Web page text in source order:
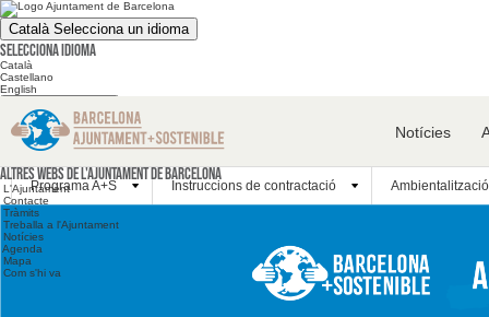
Català Selecciona un idioma
Selecciona idioma
Català
Castellano
English
Cerca en el web
Cerca en el web
Altres webs
Altres webs de l'Ajuntament de Barcelona
L'Ajuntament
Contacte
Tràmits
Treballa a l'Ajuntament
Notícies
Agenda
Mapa
Com s'hi va
Notícies
Programa A+S Instruccions de contractació